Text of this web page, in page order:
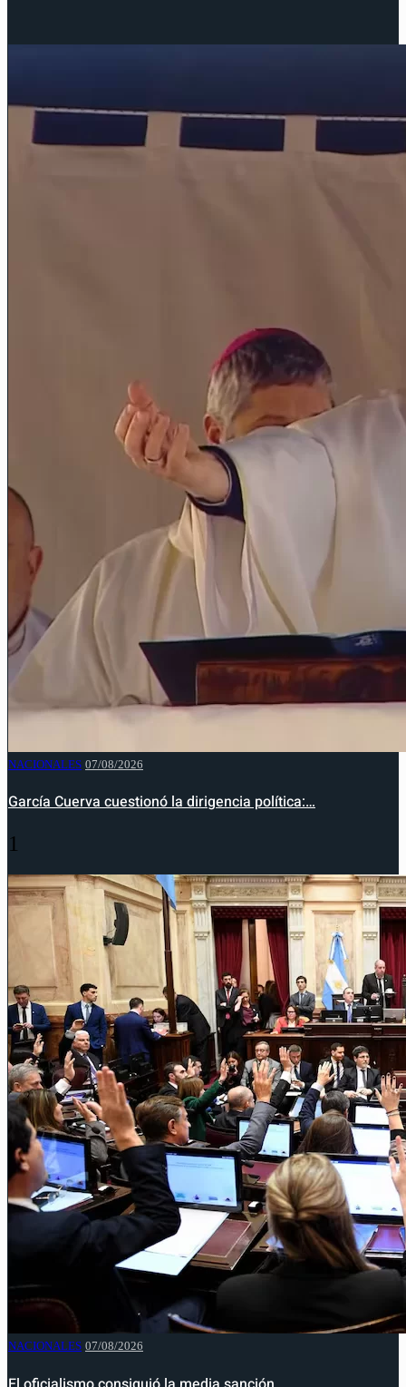
NACIONALES 07/08/2026
García Cuerva cuestionó la dirigencia política:…
1
NACIONALES 07/08/2026